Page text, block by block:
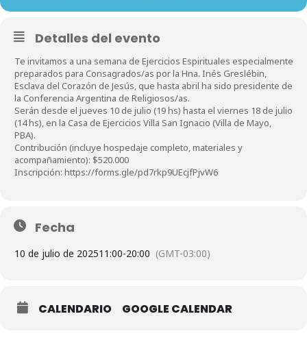
Detalles del evento
Te invitamos a una semana de Ejercicios Espirituales especialmente
preparados para Consagrados/as por la Hna. Inés Greslébin,
Esclava del Corazón de Jesús, que hasta abril ha sido presidente de
la Conferencia Argentina de Religiosos/as.
Serán desde el jueves 10 de julio (19 hs) hasta el viernes 18 de julio
(14 hs), en la Casa de Ejercicios Villa San Ignacio (Villa de Mayo,
PBA).
Contribución (incluye hospedaje completo, materiales y
acompañamiento): $520.000
Inscripción: https://forms.gle/pd7rkp9UEcjfPjvW6
Fecha
10 de julio de 202511:00-20:00 (GMT-03:00)
CALENDARIO GOOGLE CALENDAR